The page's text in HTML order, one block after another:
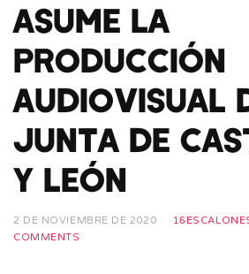
ASUME LA
PRODUCCIÓN
AUDIOVISUAL
JUNTA DE
Y LEÓN
2 DE NOVIEMBRE DE 2020
COMMENTS